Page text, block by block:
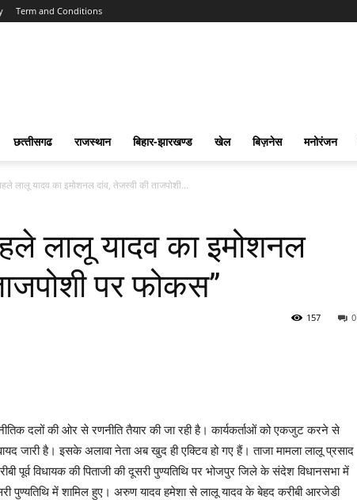
Term and Conditions
छत्‍तीसगढ राजस्‍थान बिहार-झारखण्‍ड खेल बिज़नेस मनोरंजन
लालू यादव का इमोशनल दांव, तेजस्वी की ताजपोशी...
लालू यादव का इमोशनल
पर फोकस”
0
157
दलों की ओर से रणनीति तैयार की जा रही है। कार्यकर्ताओं को एकजुट करने से
जारी है। इसके अलावा नेता अब खुद ही एक्टिव हो गए हैं। ताजा मामला लालू प्रसाद
विधायक की पिताजी की दूसरी पुण्यतिथि पर भोजपुर जिले के संदेश विधानसभा में
पुण्यतिथि में शामिल हुए। अरुण यादव हमेशा से लालू यादव के बेहद करीबी आरजेडी